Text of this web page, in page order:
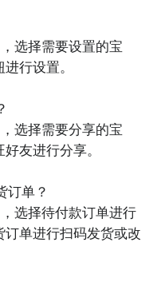
优惠。
限时折扣的购物平
供了原厂直供的商
到正品商品。
到来自世界各地的优
和品牌授权的商品，
购物体验。
选择需要设置的宝
行设置。
选择需要分享的宝
友进行分享。
订单？
选择待付款订单进行
单进行扫码发货或改